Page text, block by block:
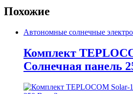
Похожие
Автономные солнечные
Комплект
Солнечная панель